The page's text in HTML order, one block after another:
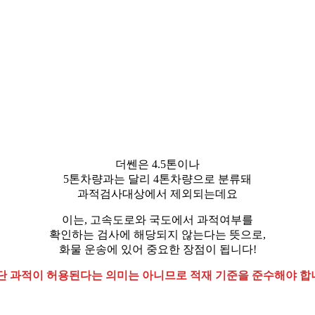
더쎈은 4.5톤이나
5톤차량과는 달리 4톤차량으로 분류돼
과적검사대상에서 제외되는데요
​이는, 고속도로와 국도에서 과적여부를
확인하는 검사에 해당되지 않는다는 뜻으로,
화물 운송에 있어 중요한 장점이 됩니다!
과적이 허용된다는 의미는 아니므로 적재 기준을 준수해야 합